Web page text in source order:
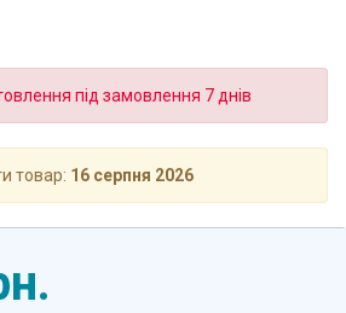
під замовлення 7 днів
товар: 16 серпня 2026